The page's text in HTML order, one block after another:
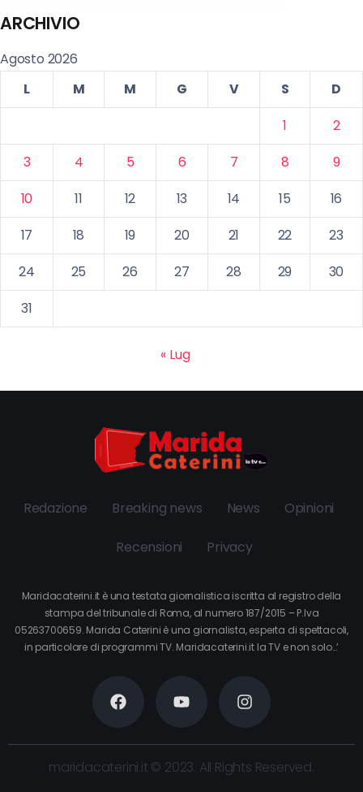
ARCHIVIO
Agosto 2026
L
M M G V S
D
1
2
3
4 5 6 7 8
9
10
11 12 13 14 15
16
17
18 19 20 21 22
23
24
25 26 27 28 29
30
31
« Lug
Redazione Breaking news News Opinioni
Recensioni Privacy
Maridacaterini.it è una testata giornalistica iscritta al registro della
stampa del tribunale di Roma, al numero 187/2015 – P.Iva
05263700659. Marida Caterini è una giornalista, esperta di spettacoli,
in particolare di programmi TV. Maridacaterini.it la TV e non solo…’
maridacaterini.it © 2023. All Rights Reserved.